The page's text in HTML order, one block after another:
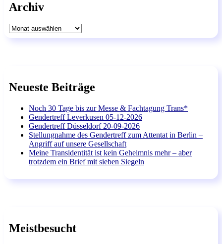
Archiv
Archiv
Neueste Beiträge
Noch 30 Tage bis zur Messe & Fachtagung Trans*
Gendertreff Leverkusen 05-12-2026
Gendertreff Düsseldorf 20-09-2026
Stellungnahme des Gendertreff zum Attentat in Berlin –
Angriff auf unsere Gesellschaft
Meine Transidentität ist kein Geheimnis mehr – aber
trotzdem ein Brief mit sieben Siegeln
Meistbesucht